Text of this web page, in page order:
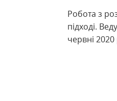
Робота з
підході.
червні